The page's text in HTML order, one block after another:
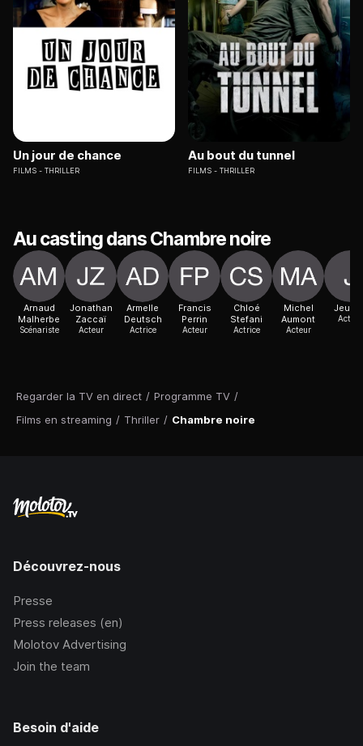
Regarder la TV en direct / Programme TV /
Films en streaming / Thriller / Chambre noire
Un jour de chance
FILMS THRILLER
Au bout du tunnel
FILMS THRILLER
Au casting dans Chambre noire
Arnaud
Malherbe
Scénariste
Jonathan
Zaccaï
Acteur
Armelle
Deutsch
Actrice
Francis
Perrin
Acteur
Chloé
Stefani
Actrice
Michel
Aumont
Acteur
Acteur
Découvrez-nous
Presse
Press releases (en)
Molotov Advertising
Join the team
Besoin d'aide